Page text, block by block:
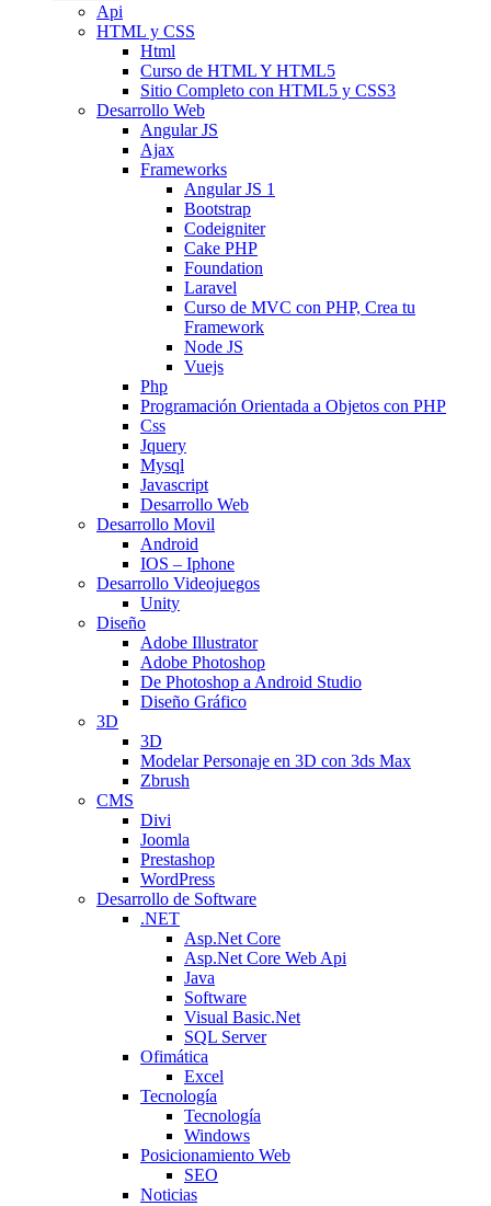
Api
HTML y CSS
Html
Curso de HTML Y HTML5
Sitio Completo con HTML5 y CSS3
Desarrollo Web
Angular JS
Ajax
Frameworks
Angular JS 1
Bootstrap
Codeigniter
Cake PHP
Foundation
Laravel
Curso de MVC con PHP, Crea tu
Framework
Node JS
Vuejs
Php
Programación Orientada a Objetos con PHP
Css
Jquery
Mysql
Javascript
Desarrollo Web
Desarrollo Movil
Android
IOS – Iphone
Desarrollo Videojuegos
Unity
Diseño
Adobe Illustrator
Adobe Photoshop
De Photoshop a Android Studio
Diseño Gráfico
3D
3D
Modelar Personaje en 3D con 3ds Max
Zbrush
CMS
Divi
Joomla
Prestashop
WordPress
Desarrollo de Software
.NET
Asp.Net Core
Asp.Net Core Web Api
Java
Software
Visual Basic.Net
SQL Server
Ofimática
Excel
Tecnología
Tecnología
Windows
Posicionamiento Web
SEO
Noticias